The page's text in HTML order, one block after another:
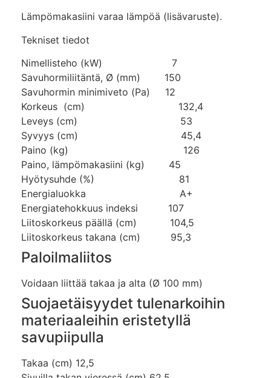
Lämpömakasiini varaa lämpöä (lisävaruste).
Tekniset tiedot
Nimellisteho (kW) 7
Savuhormiliitäntä, Ø (mm) 150
Savuhormin minimiveto (Pa) 12
Korkeus (cm) 132,4
Leveys (cm) 53
Syvyys (cm) 45,4
Paino (kg) 126
Paino, lämpömakasiini (kg) 45
Hyötysuhde (%) 81
Energialuokka A+
Energiatehokkuus indeksi 107
Liitoskorkeus päällä (cm) 104,5
Liitoskorkeus takana (cm) 95,3
Paloilmaliitos
Voidaan liittää takaa ja alta (Ø 100 mm)
Suojaetäisyydet tulenarkoihin
materiaaleihin eristetyllä
savupiipulla
Takaa (cm) 12,5